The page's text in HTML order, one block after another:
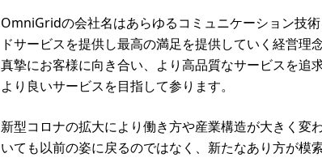
OmniGridの会社名はあらゆるコミュニケーション技
ドサービスを提供し最高の満足を提供していく経営理
真摯にお客様に向き合い、より高品質なサービスを追
より良いサービスを目指して参ります。
新型コロナの拡大により働き方や産業構造が大きく変
いても以前の姿に戻るのではなく、新たなあり方が模